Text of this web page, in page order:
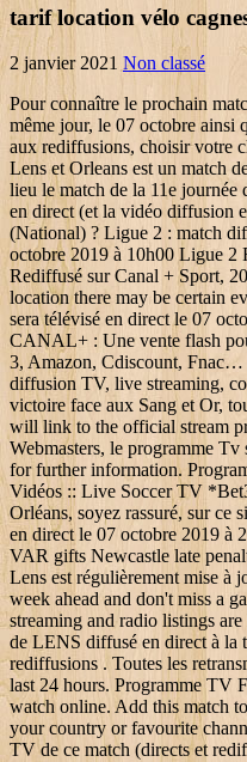
tarif location vélo
2 janvier 2021 Non classé
Pour connaître le prochain
même jour, le 07 octobre ainsi
aux rediffusions, choisir votre
Lens et Orleans est un match
lieu le match de la 11e
en direct (et la vidéo diffusion
(National) ? Ligue 2 : match
octobre 2019 à 10h00 Ligue 2
Rediffusé sur Canal + Sport,
location there may be certain
sera télévisé en direct le 07
CANAL+ : Une vente flash
3, Amazon, Cdiscount, Fnac…
diffusion TV, live streaming,
victoire face aux Sang et Or,
will link to the official stream
Webmasters, le programme
for further information.
Vidéos :: Live Soccer TV
Orléans, soyez rassuré, sur ce
en direct le 07 octobre 2019 à
VAR gifts Newcastle late
Lens est régulièrement mise à
week ahead and don't miss a
streaming and radio listings
de LENS diffusé en direct à la
rediffusions . Toutes les
last 24 hours. Programme TV
watch online. Add this match
your country or favourite
TV de ce match (directs et